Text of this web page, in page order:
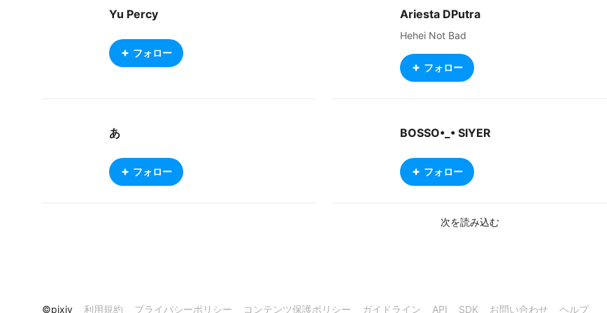
なが作ったキャラに❤️とコメントをするのを楽
しみにしています。(みんなとっても上手い∑(ﾟ
・わからないことだらけなので色々アドバイス
してくれるとても嬉しいです😆 ・フォローし
たち英語はわかります・ I'm three in fifteen ye
e!! If you like my work, please leave a comm
ent🙇
Yu Percy
フォロー
Ariesta DPutra
Hehei Not Bad
フォロー
あ
フォロー
BOSSO•_• SIYER
フォロー
次を読み込む
©pixiv 利用規約 プライバシーポリシー コンテンツ保護ポリシー ガイドライン API SDK お問い合わせ ヘルプ